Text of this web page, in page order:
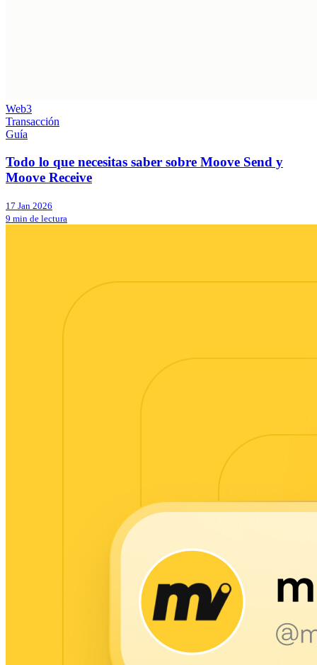
Web3
Transacción
Guía
Todo lo que necesitas saber sobre Moove Send y
Moove Receive
17 Jan 2026
9 min de lectura